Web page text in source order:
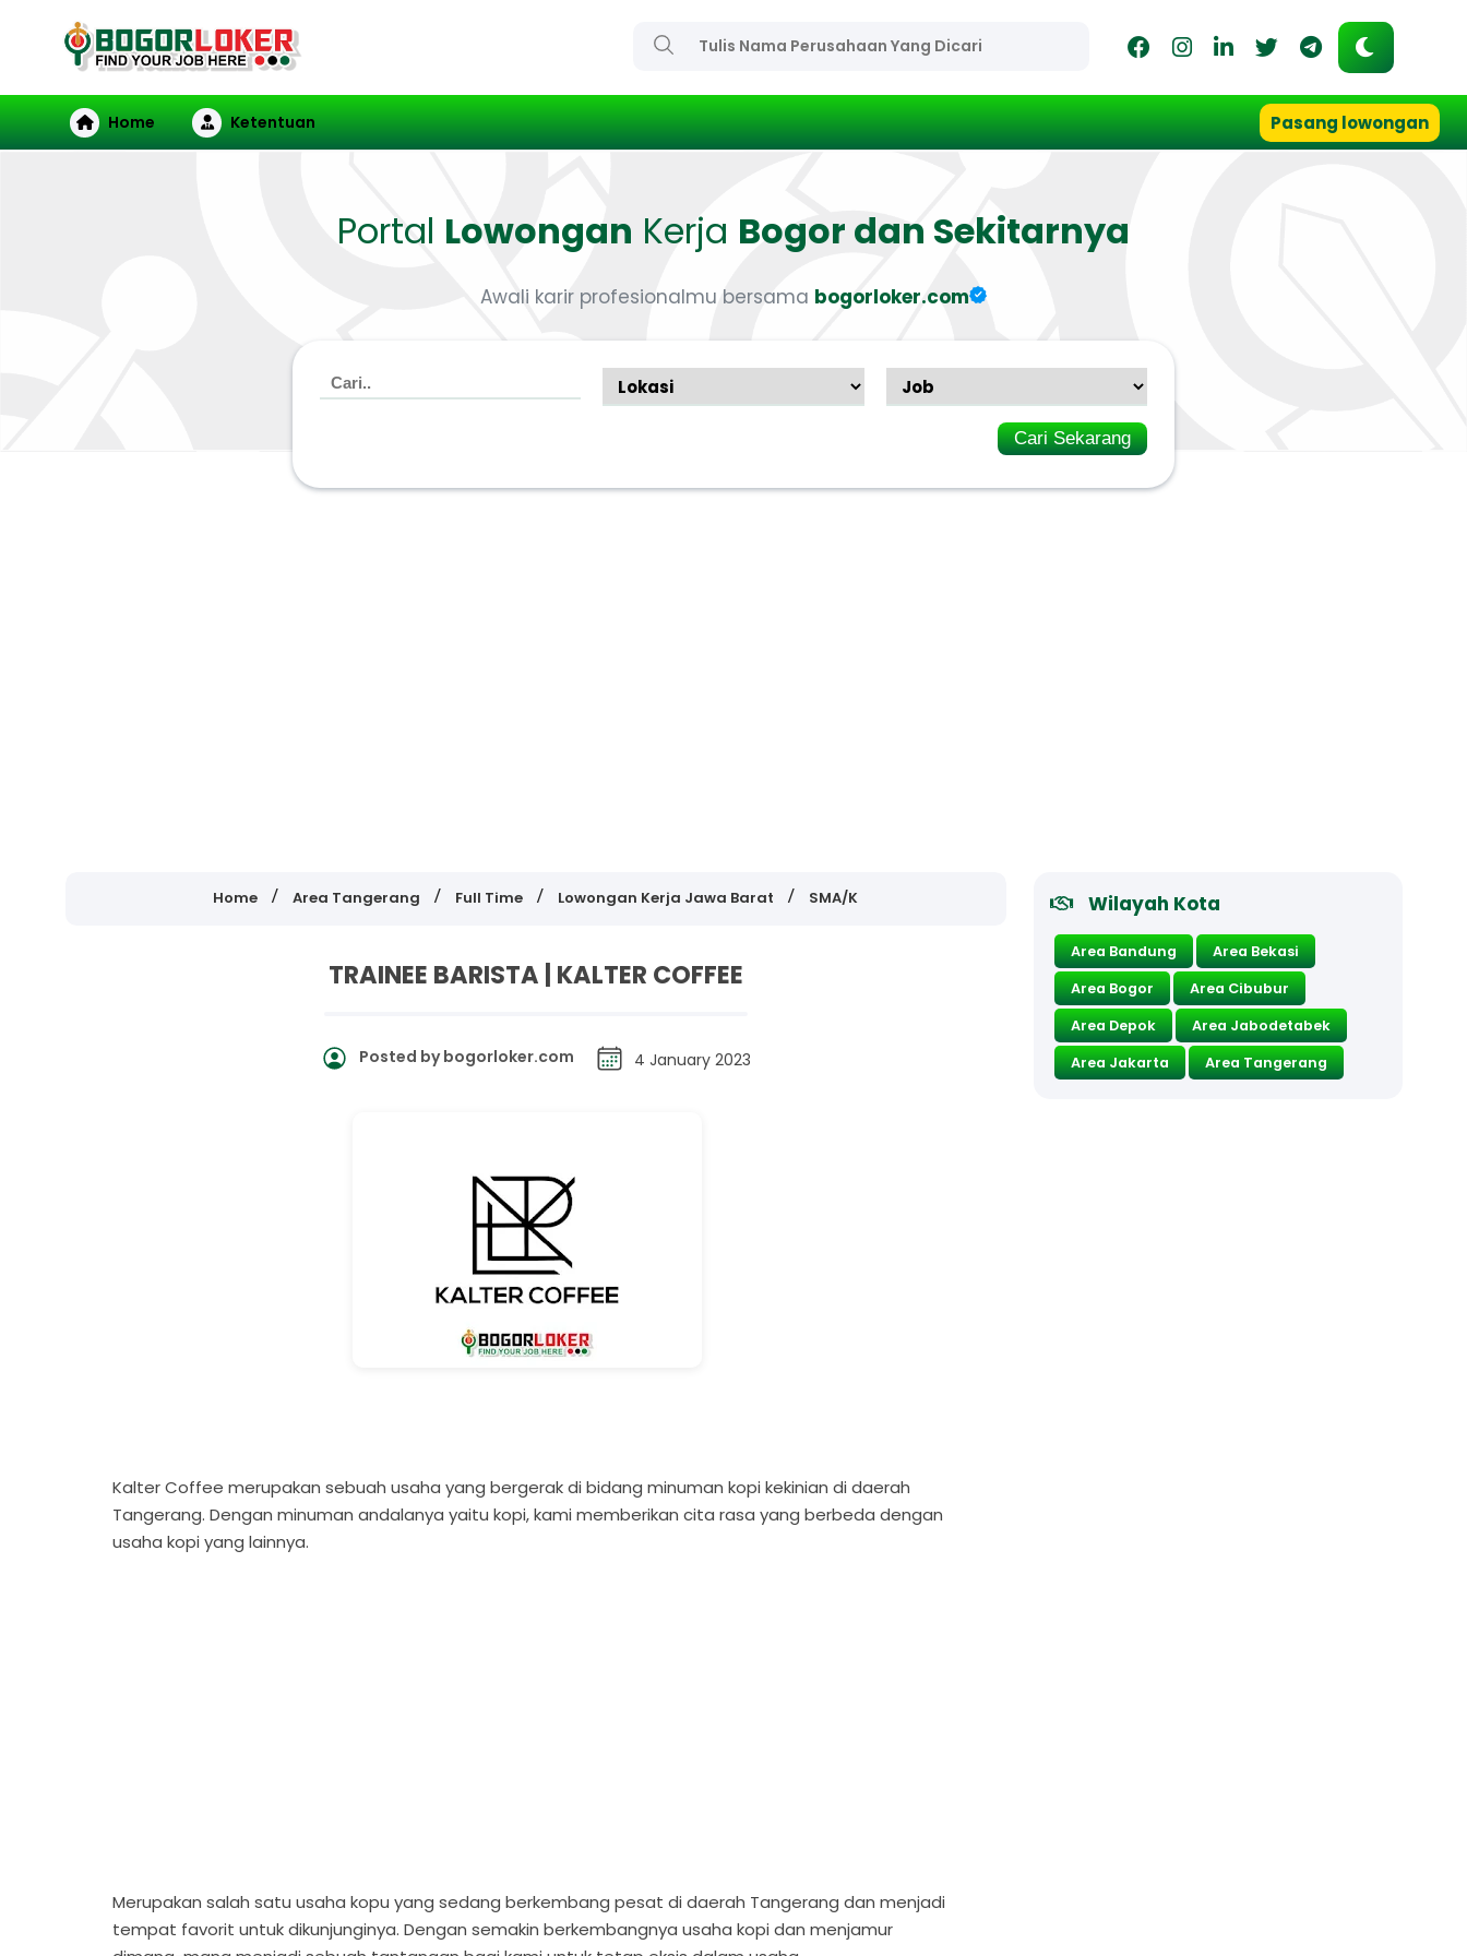
Home Ketentuan Pasang lowongan
Portal Lowongan Kerja Bogor dan Sekitarnya
Awali karir profesionalmu bersama bogorloker.com
Cari Sekarang
Home Area Tangerang Full Time Lowongan Kerja Jawa Barat SMA/K
TRAINEE BARISTA | KALTER COFFEE
Posted bybogorloker.com 4 January 2023
Kalter Coffee merupakan sebuah usaha yang bergerak di bidang minuman kopi kekinian di daerah
Tangerang. Dengan minuman andalanya yaitu kopi, kami memberikan cita rasa yang berbeda dengan
usaha kopi yang lainnya.
Merupakan salah satu usaha kopu yang sedang berkembang pesat di daerah Tangerang dan menjadi
tempat favorit untuk dikunjunginya. Dengan semakin berkembangnya usaha kopi dan menjamur
Wilayah Kota
Area Bandung
Area Bekasi
Area Bogor
Area Cibubur
Area Depok
Area Jabodetabek
Area Jakarta
Area Tangerang